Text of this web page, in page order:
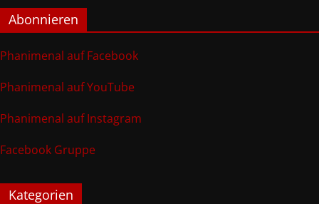
Abonnieren
Phanimenal auf Facebook
Phanimenal auf YouTube
Phanimenal auf Instagram
Facebook Gruppe
Kategorien